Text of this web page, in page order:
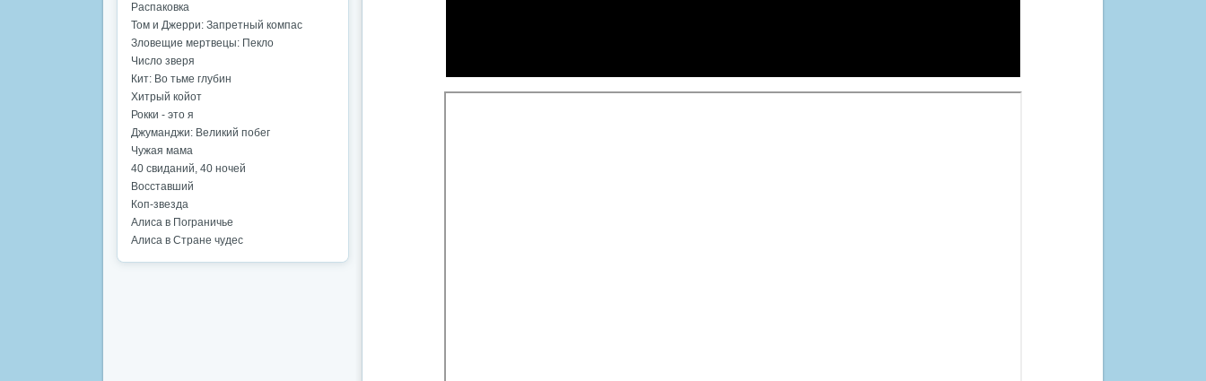
Распаковка
Том и Джерри: Запретный компас
Зловещие мертвецы: Пекло
Число зверя
Кит: Во тьме глубин
Хитрый койот
Рокки - это я
Джуманджи: Великий побег
Чужая мама
40 свиданий, 40 ночей
Восставший
Коп-звезда
Алиса в Пограничье
Алиса в Стране чудес